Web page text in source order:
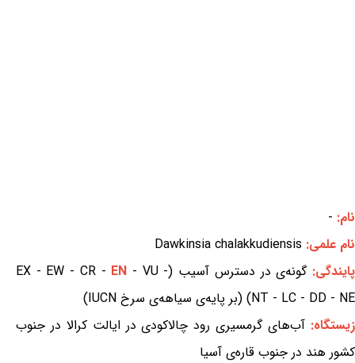
نام: -
نام علمی: Dawkinsia chalakkudiensis
پایندگی:گونه‌ی در دسترس آسیب (EX - EW - CR - EN - VU -
NT - LC - DD - NE) (بر پایه‌ی سیاهه‌ی سرخ IUCN)
زیستگاه: آب‌های گرمسیری رود چالاکودی در ایالت کرالا در جنوب
کشور هند در جنوب قاره‌ی آسیا